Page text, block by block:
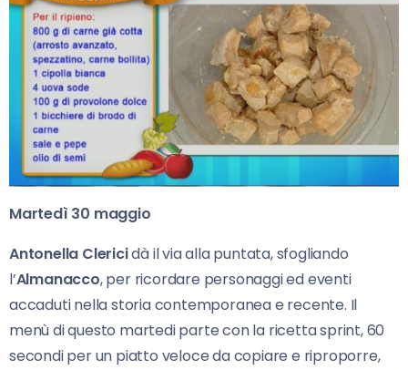
Martedì 30 maggio
Antonella Clericidà il via alla puntata, sfogliando
l’Almanacco, per ricordare personaggi ed eventi
accaduti nella storia contemporanea e recente. Il
menù di questo martedi parte con la ricetta sprint, 60
secondi per un piatto veloce da copiare e riproporre,